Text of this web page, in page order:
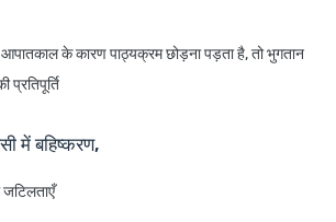
आपातकाल के कारण पाठ्यक्रम छोड़ना पड़ता है, तो भुगतान
में बहिष्करण,